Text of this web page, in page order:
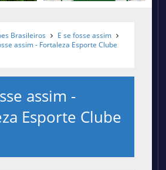
Brasileiros
E se fosse assim
assim - Fortaleza Esporte Clube
assim -
Esporte Clube